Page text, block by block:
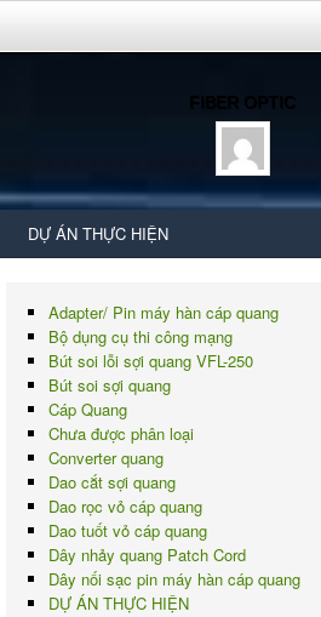
FIBER OPTIC
DỰ ÁN THỰC HIỆN
Adapter/ Pin máy hàn cáp quang
Bộ dụng cụ thi công mạng
Bút soi lỗi sợi quang VFL-250
Bút soi sợi quang
Cáp Quang
Chưa được phân loại
Converter quang
Dao cắt sợi quang
Dao rọc vỏ cáp quang
Dao tuốt vỏ cáp quang
Dây nhảy quang Patch Cord
Dây nối sạc pin máy hàn cáp quang
DỰ ÁN THỰC HIỆN